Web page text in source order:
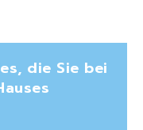
die Sie bei